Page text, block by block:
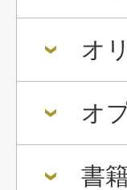
オ
オ
書